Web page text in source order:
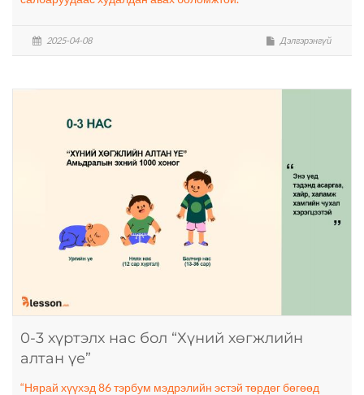
2025-04-08 Дэлгэрэнгүй
0-3 хүртэлх нас бол “Хүний хөгжлийн
алтан үе”
“Нярай хүүхэд 86 тэрбум мэдрэлийн эстэй төрдөг бөгөөд